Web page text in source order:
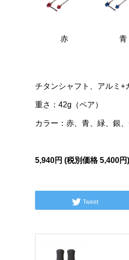
赤 青
チタンシャフト、アルミ+
重さ：42g（ペア）
カラー：赤、青、緑、銀
5,940円 (税別価格5,400円)
Tweet